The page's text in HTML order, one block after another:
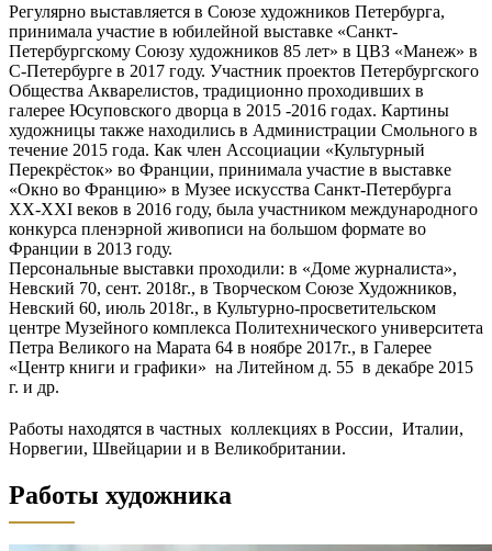
Регулярно выставляется в Союзе художников Петербурга,
принимала участие в юбилейной выставке «Санкт-
Петербургскому Союзу художников 85 лет» в ЦВЗ «Манеж» в
С-Петербурге в 2017 году. Участник проектов Петербургского
Общества Акварелистов, традиционно проходивших в
галерее Юсуповского дворца в 2015 -2016 годах. Картины
художницы также находились в Администрации Смольного в
течение 2015 года. Как член Ассоциации «Культурный
Перекрёсток» во Франции, принимала участие в выставке
«Окно во Францию» в Музее искусства Санкт-Петербурга
XX-XXI веков в 2016 году, была участником международного
конкурса пленэрной живописи на большом формате во
Франции в 2013 году.
Персональные выставки проходили: в «Доме журналиста»,
Невский 70, сент. 2018г., в Творческом Союзе Художников,
Невский 60, июль 2018г., в Культурно-просветительском
центре Музейного комплекса Политехнического университета
Петра Великого на Марата 64 в ноябре 2017г., в Галерее
«Центр книги и графики» на Литейном д. 55 в декабре 2015
г. и др.
Работы находятся в частных коллекциях в России, Италии,
Норвегии, Швейцарии и в Великобритании.
Работы художника